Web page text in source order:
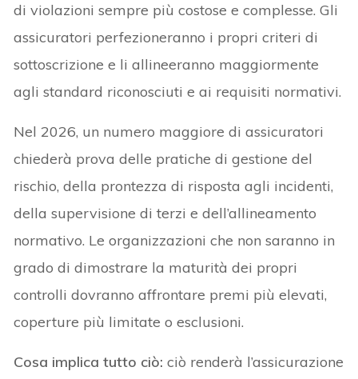
di violazioni sempre più costose e complesse. Gli
assicuratori perfezioneranno i propri criteri di
sottoscrizione e li allineeranno maggiormente
agli standard riconosciuti e ai requisiti normativi.
Nel 2026, un numero maggiore di assicuratori
chiederà prova delle pratiche di gestione del
rischio, della prontezza di risposta agli incidenti,
della supervisione di terzi e dell’allineamento
normativo. Le organizzazioni che non saranno in
grado di dimostrare la maturità dei propri
controlli dovranno affrontare premi più elevati,
coperture più limitate o esclusioni.
Cosa implica tutto ciò: ciò renderà l’assicurazione